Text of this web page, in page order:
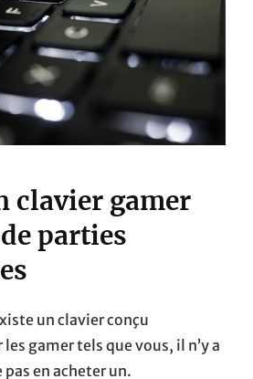
clavier gamer
parties
un clavier conçu
gamer tels que vous, il n’y a
pas en acheter un.